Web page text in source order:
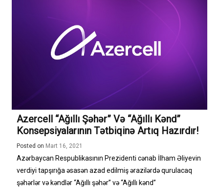
Azercell “Ağıllı Şəhər” Və “Ağıllı Kənd”
Konsepsiyalarının Tətbiqinə Artıq Hazırdır!
Posted on Mart 16, 2021
Azərbaycan Respublikasının Prezidenti cənab İlham Əliyevin
verdiyi tapşırığa əsasən azad edilmiş ərazilərdə qurulacaq
şəhərlər və kəndlər “Ağıllı şəhər” və “Ağıllı kənd”